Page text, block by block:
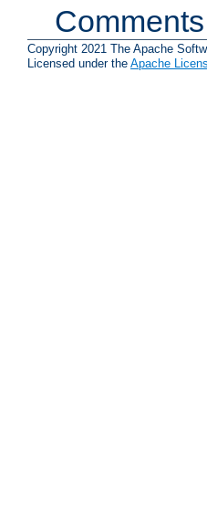
Copyright 2021 The Apache
Licensed under the Apache